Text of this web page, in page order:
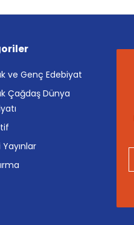
ve Genç Edebiyat
Çağdaş Dünya
Yayınlar